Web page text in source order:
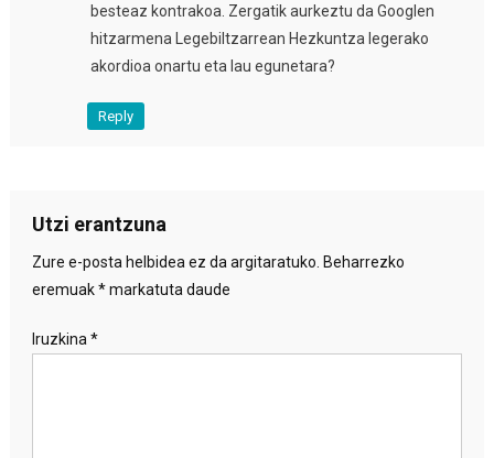
besteaz kontrakoa. Zergatik aurkeztu da Googlen
hitzarmena Legebiltzarrean Hezkuntza legerako
akordioa onartu eta lau egunetara?
Reply
Utzi erantzuna
Zure e-posta helbidea ez da argitaratuko. Beharrezko
eremuak*markatuta daude
Iruzkina *